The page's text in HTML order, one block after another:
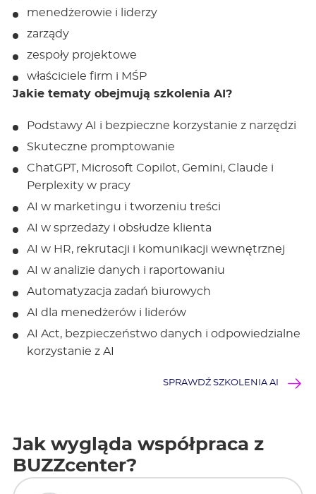
menedżerowie i liderzy
zarządy
zespoły projektowe
właściciele firm i MŚP
Jakie tematy obejmują szkolenia AI?
Podstawy AI i bezpieczne korzystanie z narzędzi
Skuteczne promptowanie
ChatGPT, Microsoft Copilot, Gemini, Claude i
Perplexity w pracy
AI w marketingu i tworzeniu treści
AI w sprzedaży i obsłudze klienta
AI w HR, rekrutacji i komunikacji wewnętrznej
AI w analizie danych i raportowaniu
Automatyzacja zadań biurowych
AI dla menedżerów i liderów
AI Act, bezpieczeństwo danych i odpowiedzialne
korzystanie z AI
SPRAWDŹ SZKOLENIA AI
Jak wygląda współpraca z
BUZZcenter?